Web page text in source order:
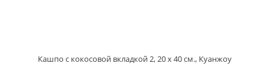
Кашпо с кокосовой вкладкой 2, 20 х 40 см., Куанжоу